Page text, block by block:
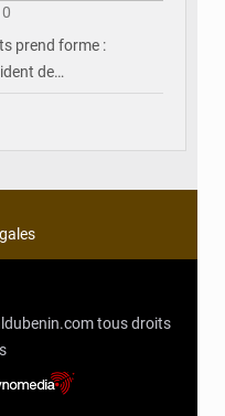
prend forme :
de…
tous droits